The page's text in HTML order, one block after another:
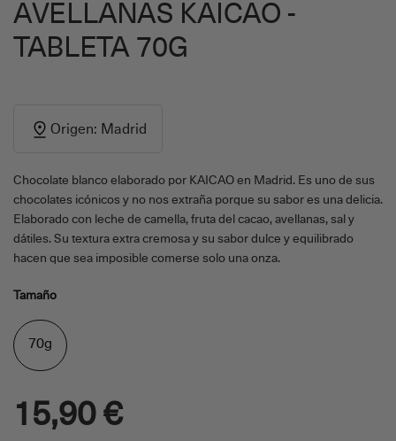
AVELLANAS KAICAO -
TABLETA 70G
Origen: Madrid
Chocolate blanco elaborado por KAICAO en Madrid. Es uno de sus
chocolates icónicos y no nos extraña porque su sabor es una delicia.
Elaborado con leche de camella, fruta del cacao, avellanas, sal y
dátiles. Su textura extra cremosa y su sabor dulce y equilibrado
hacen que sea imposible comerse solo una onza.
Tamaño
70g
15,90 €